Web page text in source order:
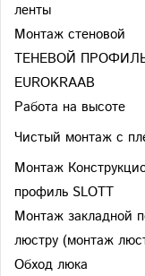
ленты
Монтаж стеновой
ТЕНЕВОЙ
EUROKRAAB
Работа на высоте
Чистый монтаж с
Монтаж
профиль SLOTT
Монтаж закладной
люстру (монтаж
Обход люка